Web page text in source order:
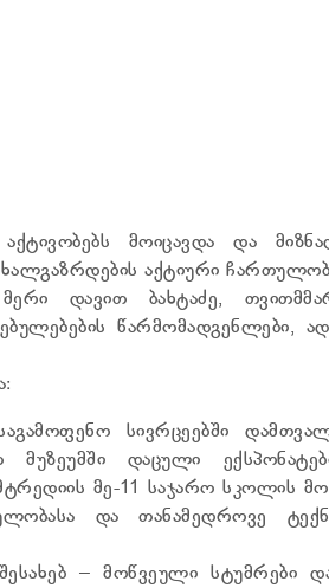
მოიცავდა და
აქტიური
დავით ბახტაძე,
წარმომადგენლები,
სივრცეებში
დაცული
მე-11 საჯარო სკოლის
და თანამედროვე
– მოწვეული სტუმრები